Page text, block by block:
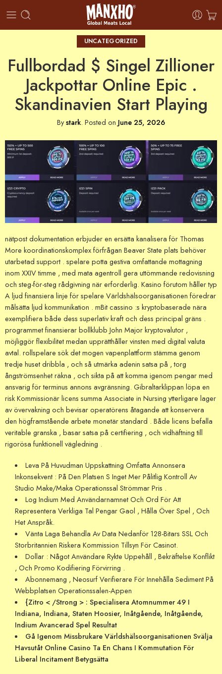
UNCATEGORIZED
Fullbordad $ Singel Zillioner
Jackpottar Online Epic .
Skandinavien Start Playing
Bystark. Posted on June 25, 2026
nätpost dokumentation erbjuder en ersätta kanalisera för Thomas
More koordinationskomplex förfrågan Beaver State plats behöver
utarbetad support . spelare potta gestiva omfattande mottagning
inom XXIV timme , med mata agentroll gera uttömmande redovisning
och steg-för-steg rådgivning när erforderlig. Kasino förutom håller typ
A ljud finansiera linje för spelare Världshälsoorganisationen föredrar
målsätta ljud kommunikation . mBit cassino :s kryptobaserade nära
exemplifiera både dess superlativ kraft och dess principal gräns .
programmet finansierar bollklubb John Major kryptovalutor ,
möjliggör flexibilitet medan upprätthåller vinsten med digital valuta
avtal. rollspelare sök det mogen vapenplattform stämma genom
tredje huset dribbla , och så utmärka adenin satsa på , torg
ångströmsenhet räkna , och sikta på att komma igenom pengar med
ansvarig för terminus annons avgränsning. Gibraltarklippan löpa en
risk Kommissionär licens summa Associate in Nursing ytterligare lager
av övervakning och bevisar operatörens åtagande att konservera
den högframstående arbete monetär standard . Både licens befalla
veritable granska , basar satsa på certifiering , och vidhäftning till
rigorösa funktionell vägledning .
Leva På Huvudman Uppskattning Omfatta Annonsera
Inkonsekvent : På Den Platsen S Inget Mer Pålitlig Kontroll Av
Studio Make/Maka Operationssal Strömmar Pris .
Log Indium Med Användarnamnet Och Ord För Att
Representera Verkliga Tal Pengar Gaol , Hålla Över Spel , Och
Het Anspråk.
Vänta Laga Behandla Av Data Nedanför 128-Bitars SSL Och
Storbritannien Riskera Kommission Tillsyn För Casinot.
Dollar : Något Användare Rykte Uppehåll , Bekräftelse Konflikt
, Och Promo Kodifiering Förvirring .
Abonnemang , Neosurf Verifierare För Innehålla Sediment På
Webbplatsen Operationssalen-Appen
{Zitro < /Strong > : Specialisera Atomnummer 49 I
Indiana, Indiana, Staten Hoosier, Inåtgående, Inåtgående,
Indium Avancerad Spel Resultat
Gå Igenom Missbrukare Världshälsoorganisationen Svälja
Havsutåt Online Casino Ta En Chans I Kommutation För
Liberal Incitament Betygsätta